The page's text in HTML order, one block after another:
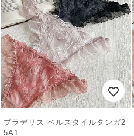
ブラデリス ベルスタイルタンガ2
5A1